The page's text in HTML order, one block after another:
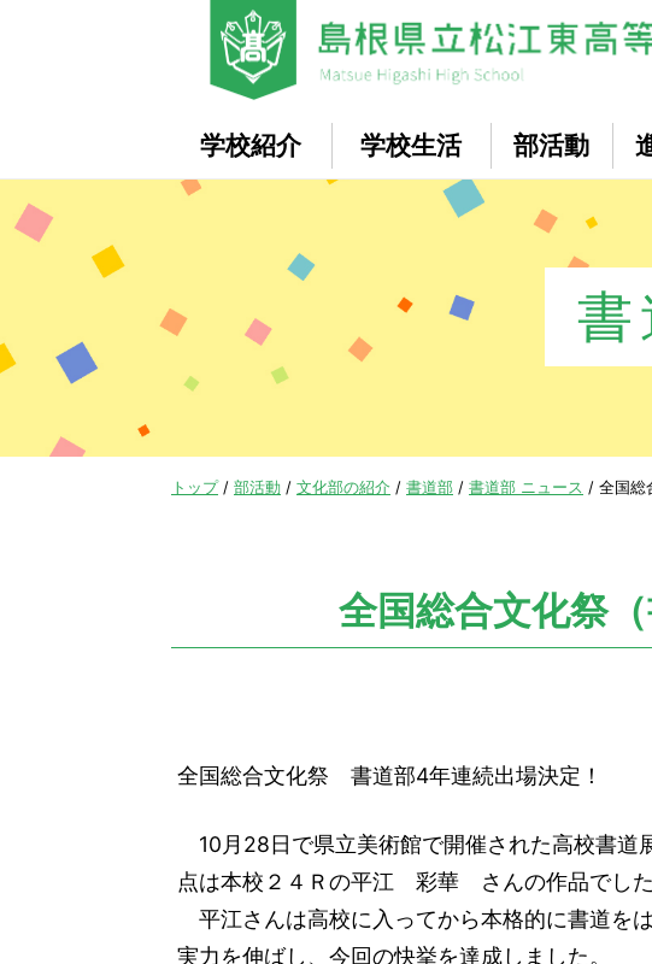
学校紹介 学校生活 部活動
現
トップ/ 部活動 / 文化部の紹介 / 書道部 / 書道部 ニュース / 全国総
全国総合文化祭
全国総合文化祭 書道部4年連続出場決定！
10月28日で県立美術館で開催された高校書道
点は本校２４Ｒの平江 彩華 さんの作品でした
平江さんは高校に入ってから本格的に書道
実力を伸ばし、今回の快挙を達成しました。